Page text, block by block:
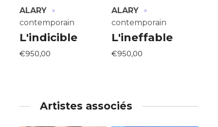
ALARY ·
contemporain
L'indicible
€950,00
ALARY ·
contemporain
L'ineffable
€950,00
Artistes associés